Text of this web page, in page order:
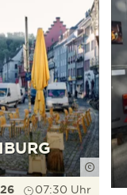
07:30 Uhr